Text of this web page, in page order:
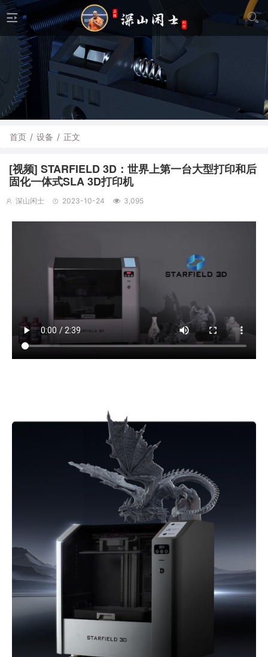
首页 / 设备 / 正文
[视频] STARFIELD 3D：世界上第一台大型打印和后
固化一体式SLA 3D打印机
深山闲士 2023-10-24 3,095